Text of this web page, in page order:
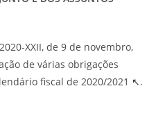
XXII, de 9 de novembro,
de várias obrigações
fiscal de 2020/2021 ↖.